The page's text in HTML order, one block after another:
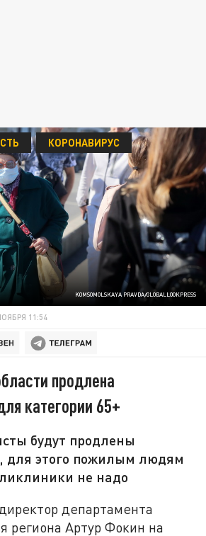
KOMSOMOLSKAYA PRAVDA/GLOBALLOOKPRESS
КОРОНАВИРУС
11:54
продлена
категории 65+
будут продлены
для этого пожилым людям
не надо
департамента
региона Артур Фокин на